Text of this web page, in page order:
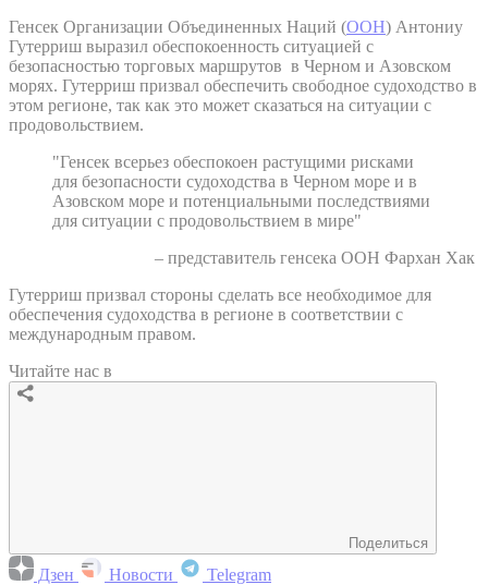
Генсек Организации Объединенных Наций (ООН) Антониу
Гутерриш выразил обеспокоенность ситуацией с
безопасностью торговых маршрутов в Черном и Азовском
морях. Гутерриш призвал обеспечить свободное судоходство в
этом регионе, так как это может сказаться на ситуации с
продовольствием.
"Генсек всерьез обеспокоен растущими рисками
для безопасности судоходства в Черном море и в
Азовском море и потенциальными последствиями
для ситуации с продовольствием в мире"
– представитель генсека ООН Фархан Хак
Гутерриш призвал стороны сделать все необходимое для
обеспечения судоходства в регионе в соответствии с
международным правом.
Читайте нас в
Поделиться
Дзен Новости Telegram